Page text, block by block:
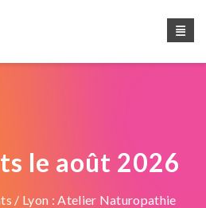
le août 2026
/ Lyon : Atelier Naturopathie